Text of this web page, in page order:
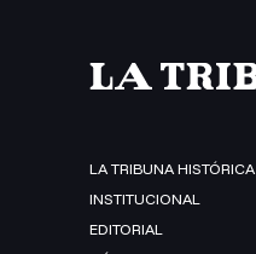
LA TRIBUNA HISTÓRICA
INSTITUCIONAL
EDITORIAL